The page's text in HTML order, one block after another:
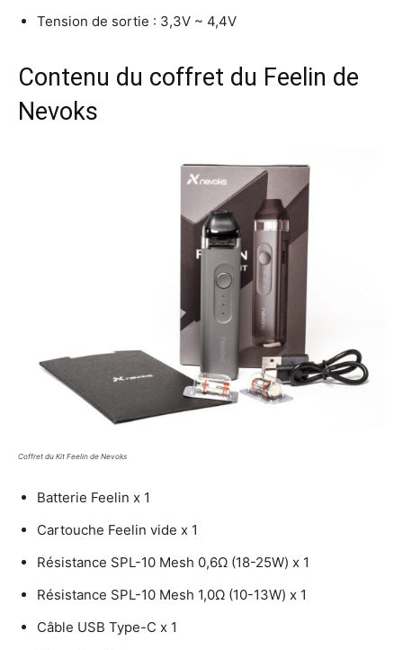
Tension de sortie : 3,3V ~ 4,4V
Contenu du coffret du Feelin de
Nevoks
Coffret du Kit Feelin de Nevoks
Batterie Feelin x 1
Cartouche Feelin vide x 1
Résistance SPL-10 Mesh 0,6Ω (18-25W) x 1
Résistance SPL-10 Mesh 1,0Ω (10-13W) x 1
Câble USB Type-C x 1